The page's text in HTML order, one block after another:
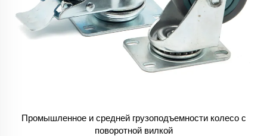
Промышленное и средней грузоподъемности колесо с
поворотной вилкой